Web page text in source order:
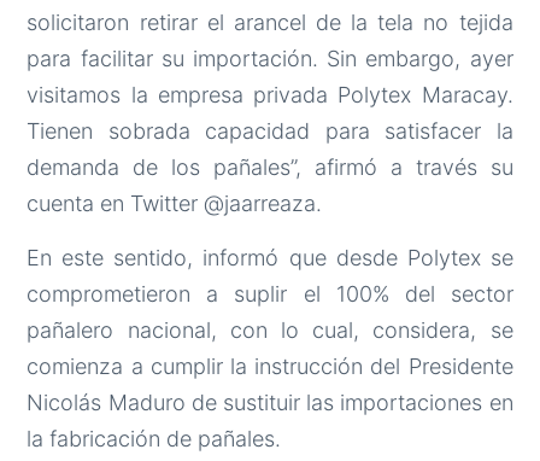
solicitaron retirar el arancel de la tela no tejida
para facilitar su importación. Sin embargo, ayer
visitamos la empresa privada Polytex Maracay.
Tienen sobrada capacidad para satisfacer la
demanda de los pañales”, afirmó a través su
cuenta en Twitter @jaarreaza.
En este sentido, informó que desde Polytex se
comprometieron a suplir el 100% del sector
pañalero nacional, con lo cual, considera, se
comienza a cumplir la instrucción del Presidente
Nicolás Maduro de sustituir las importaciones en
la fabricación de pañales.